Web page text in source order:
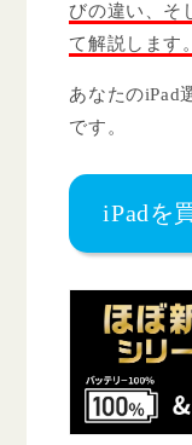
びの違い、そ
て解説します。
あなたのiPad
です。
iPadを